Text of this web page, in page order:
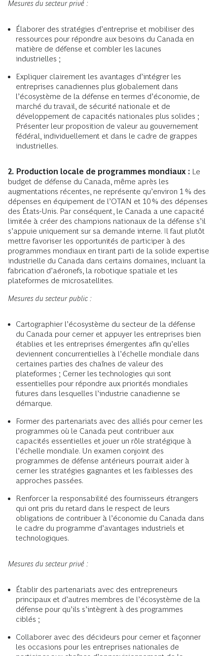
Mesures du secteur privé :
Élaborer des stratégies d’entreprise et mobiliser des
ressources pour répondre aux besoins du Canada en
matière de défense et combler les lacunes
industrielles ;
Expliquer clairement les avantages d’intégrer les
entreprises canadiennes plus globalement dans
l’écosystème de la défense en termes d’économie, de
marché du travail, de sécurité nationale et de
développement de capacités nationales plus solides ;
Présenter leur proposition de valeur au gouvernement
fédéral, individuellement et dans le cadre de grappes
industrielles.
2. Production locale de programmes mondiaux : Le
budget de défense du Canada, même après les
augmentations récentes, ne représente qu’environ 1 % des
dépenses en équipement de l’OTAN et 10 % des dépenses
des États-Unis. Par conséquent, le Canada a une capacité
limitée à créer des champions nationaux de la défense s’il
s’appuie uniquement sur sa demande interne. Il faut plutôt
mettre favoriser les opportunités de participer à des
programmes mondiaux en tirant parti de la solide expertise
industrielle du Canada dans certains domaines, incluant la
fabrication d’aéronefs, la robotique spatiale et les
plateformes de microsatellites.
Mesures du secteur public :
Cartographier l’écosystème du secteur de la défense
du Canada pour cerner et appuyer les entreprises bien
établies et les entreprises émergentes afin qu’elles
deviennent concurrentielles à l’échelle mondiale dans
certaines parties des chaînes de valeur des
plateformes ; Cerner les technologies qui sont
essentielles pour répondre aux priorités mondiales
futures dans lesquelles l’industrie canadienne se
démarque.
Former des partenariats avec des alliés pour cerner les
programmes où le Canada peut contribuer aux
capacités essentielles et jouer un rôle stratégique à
l’échelle mondiale. Un examen conjoint des
programmes de défense antérieurs pourrait aider à
cerner les stratégies gagnantes et les faiblesses des
approches passées.
Renforcer la responsabilité des fournisseurs étrangers
qui ont pris du retard dans le respect de leurs
obligations de contribuer à l’économie du Canada dans
le cadre du programme d’avantages industriels et
technologiques.
Mesures du secteur privé :
Établir des partenariats avec des entrepreneurs
principaux et d’autres membres de l’écosystème de la
défense pour qu’ils s’intègrent à des programmes
ciblés ;
Collaborer avec des décideurs pour cerner et façonner
les occasions pour les entreprises nationales de